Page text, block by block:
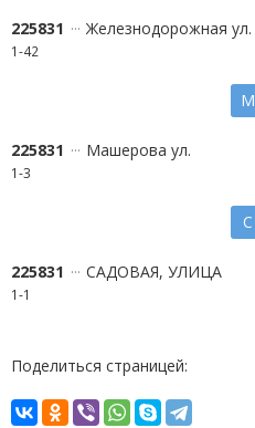
225831 Железнодорожная ул.
1-42
М
225831 Машерова ул.
1-3
С
225831 САДОВАЯ, УЛИЦА
1-1
Поделиться страницей: